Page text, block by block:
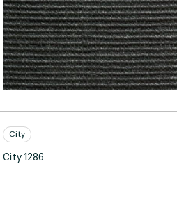
City
City 1286